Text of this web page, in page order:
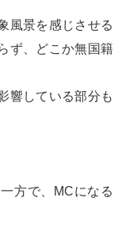
風景を感じさせる
ず、どこか無国籍
響している部分も
方で、MCになる